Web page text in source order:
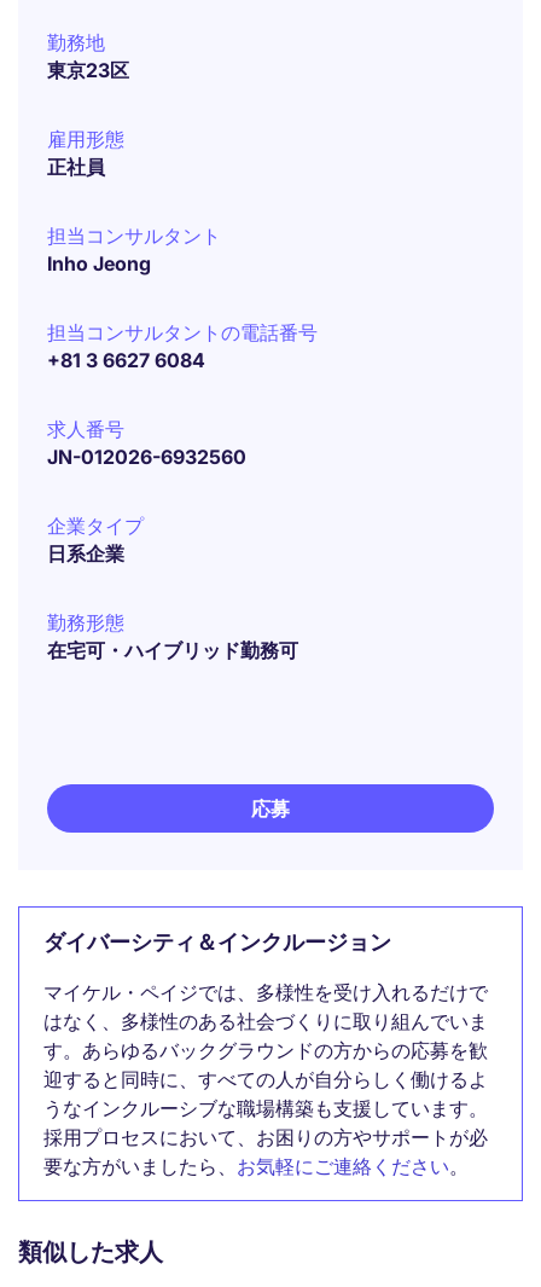
勤務地
東京23区
雇用形態
正社員
担当コンサルタント
Inho Jeong
担当コンサルタントの電話番号
+81 3 6627 6084
求人番号
JN-012026-6932560
企業タイプ
日系企業
勤務形態
在宅可・ハイブリッド勤務可
応募
ダイバーシティ＆インクルージョン
マイケル・ペイジでは、多様性を受け入れるだけで
はなく、多様性のある社会づくりに取り組んでいま
す。あらゆるバックグラウンドの方からの応募を歓
迎すると同時に、すべての人が自分らしく働けるよ
うなインクルーシブな職場構築も支援しています。
採用プロセスにおいて、お困りの方やサポートが必
要な方がいましたら、 お気軽にご連絡ください。
類似した求人